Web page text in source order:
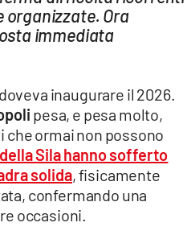
organizzate. Ora
immediata
inaugurare il 2026.
pesa, e pesa molto,
che ormai non possono
Sila hanno sofferto
solida, fisicamente
confermando una
occasioni.